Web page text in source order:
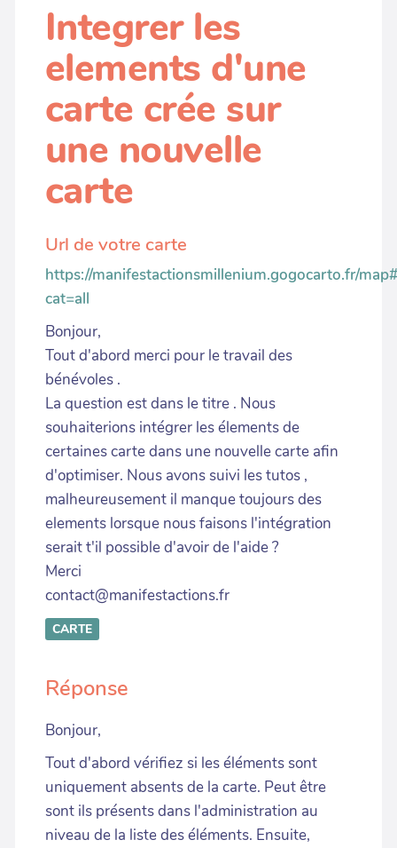
Integrer les
elements d'une
carte crée sur
une nouvelle
carte
Url de votre carte
https://manifestactionsmillenium.gogocarto.fr/
cat=all
Bonjour,
Tout d'abord merci pour le travail des
bénévoles .
La question est dans le titre . Nous
souhaiterions intégrer les élements de
certaines carte dans une nouvelle carte afin
d'optimiser. Nous avons suivi les tutos ,
malheureusement il manque toujours des
elements lorsque nous faisons l'intégration
serait t'il possible d'avoir de l'aide ?
Merci
contact@manifestactions.fr
CARTE
Réponse
Bonjour,
Tout d'abord vérifiez si les éléments sont
uniquement absents de la carte. Peut être
sont ils présents dans l'administration au
niveau de la liste des éléments. Ensuite,